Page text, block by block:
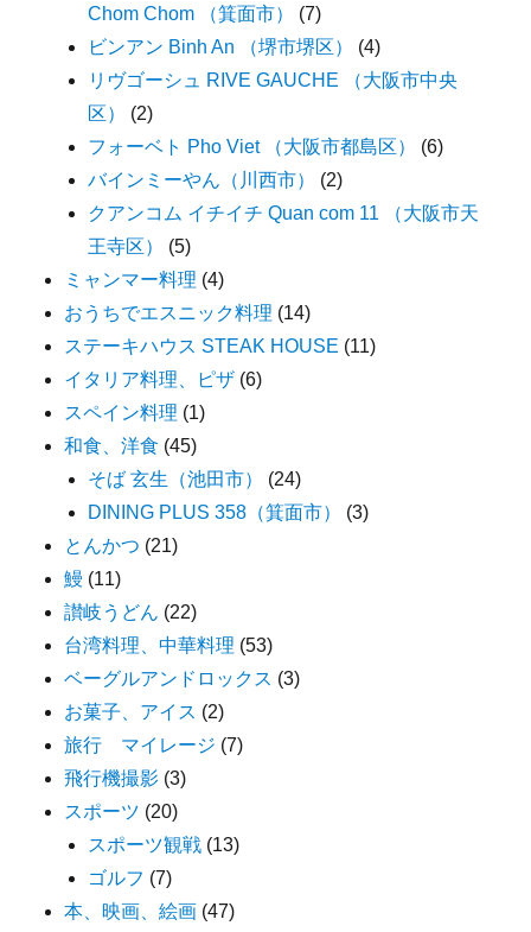
Chom Chom （箕面市）
(7)
ビンアン Binh An （堺市堺区）
(4)
リヴゴーシュ RIVE GAUCHE （大阪市中央
区）
(2)
フォーベト Pho Viet （大阪市都島区）
(6)
バインミーやん（川西市）
(2)
クアンコム イチイチ Quan com 11 （大阪市天
王寺区）
(5)
ミャンマー料理 (4)
おうちでエスニック料理 (14)
ステーキハウス STEAK HOUSE (11)
イタリア料理、ピザ (6)
スペイン料理 (1)
和食、洋食 (45)
そば 玄生（池田市）
(24)
DINING PLUS 358（箕面市）
(3)
とんかつ (21)
鰻 (11)
讃岐うどん (22)
台湾料理、中華料理 (53)
ベーグルアンドロックス (3)
お菓子、アイス (2)
旅行 マイレージ (7)
飛行機撮影 (3)
スポーツ (20)
スポーツ観戦 (13)
ゴルフ (7)
本、映画、絵画 (47)